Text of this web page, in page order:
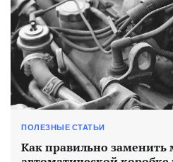
ПОЛЕЗНЫЕ СТАТЬИ
Как правильно заменить